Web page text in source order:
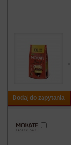
Dodaj do zapytania